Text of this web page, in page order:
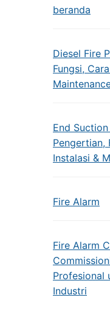
beranda
Diesel Fire
Fungsi,
End
Pengertian,
Instalasi &
Fire Alarm
Fire Alarm
Profesional
Industri